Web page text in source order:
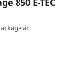
850 E-TEC
är